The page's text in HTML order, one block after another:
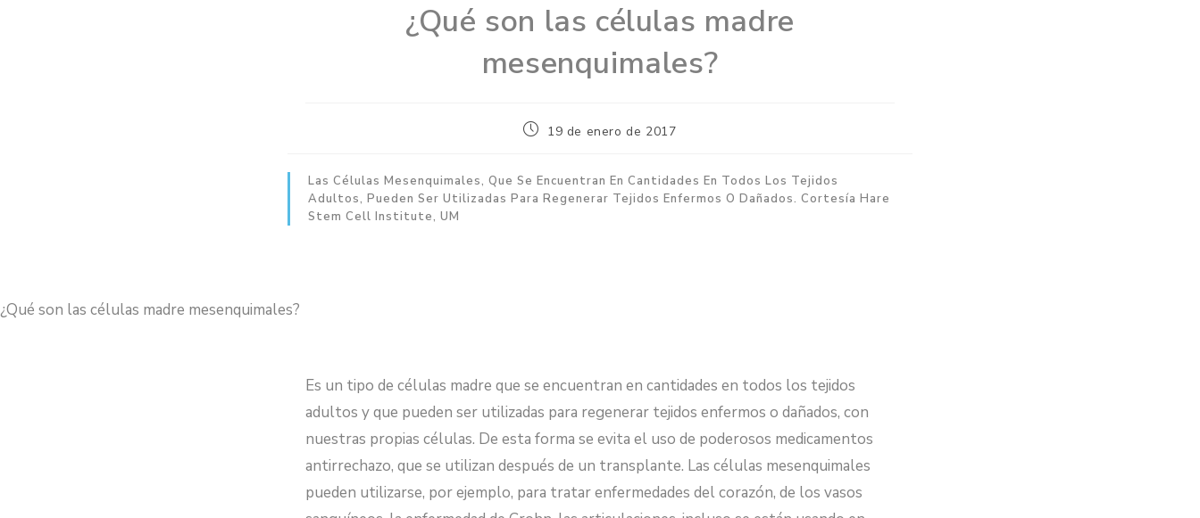
¿Qué son las células madre
mesenquimales?
19 de enero de 2017
Las Células Mesenquimales, Que Se Encuentran En Cantidades En Todos Los Tejidos
Adultos, Pueden Ser Utilizadas Para Regenerar Tejidos Enfermos O Dañados. Cortesía Hare
Stem Cell Institute, UM
¿Qué son las células madre mesenquimales?
Es un tipo de células madre que se encuentran en cantidades en todos los tejidos
adultos y que pueden ser utilizadas para regenerar tejidos enfermos o dañados, con
nuestras propias células. De esta forma se evita el uso de poderosos medicamentos
antirrechazo, que se utilizan después de un transplante. Las células mesenquimales
pueden utilizarse, por ejemplo, para tratar enfermedades del corazón, de los vasos